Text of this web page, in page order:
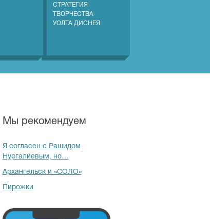
СТРАТЕГИЯ
ТВОРЧЕСТВА
УОЛТА ДИСНЕЯ
Мы рекомендуем
Я согласен с Рашидом
Нургалиевым, но…
Архангельск и «СОЛО»
Пирожки